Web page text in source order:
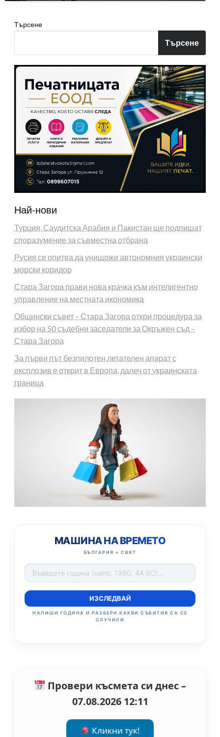
Търсене
Търсене
Най-нови
Турция, Саудитска Арабия и Пакистан ще подпишат
споразумение за съвместна отбрана
Русия се опитва да унищожи автономния украински
морски коридор
Стара Загора прави нова крачка към интелигентно
управление на местната икономика
Общински съвет – Стара Загора откри процедура за
избор на 50 съдебни заседатели за Окръжен съд –
Стара Загора
За първи път безпилотен летателен апарат с
експлозив е открит в Европа, далеч от украинската
граница
МАШИНА НА ВРЕМЕТО
БЪЛГАРИЯ + СВЯТ
ИЗСЛЕДВАЙ
НАПИШИ ГОДИНА И РАЗБЕРИ КАКВИ СЪБИТИЯ СА СЕ
СЛУЧИЛИ
Провери късмета си днес –
07.08.2026 12:11
Кликни тук!